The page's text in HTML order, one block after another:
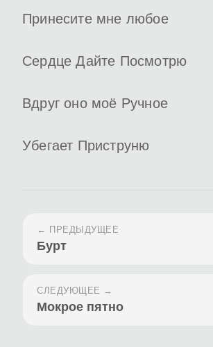
Принесите мне любое
Сердце Дайте Посмотрю
Вдруг оно моё Ручное
Убегает Приструню
← ПРЕДЫДУЩЕЕ
Бурт
СЛЕДУЮЩЕЕ →
Мокрое пятно